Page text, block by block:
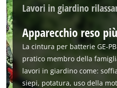
Lavori in giardino
Apparecchio reso
La cintura per batterie GE-
pratico membro della
lavori in giardino come:
siepi, potatura, uso della